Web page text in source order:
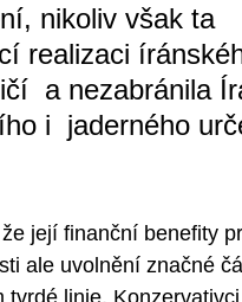
nikoliv však ta
realizaci
a nezabránila
i  jaderného
její finanční benefity
ale uvolnění značné
linie.